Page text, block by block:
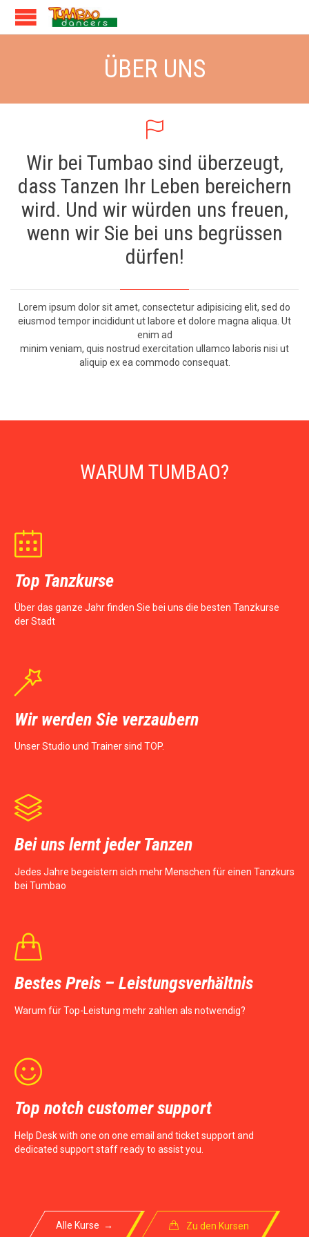
ÜBER UNS

Wir bei Tumbao sind überzeugt,
dass Tanzen Ihr Leben bereichern
wird. Und wir würden uns freuen,
wenn wir Sie bei uns begrüssen
dürfen!
Lorem ipsum dolor sit amet, consectetur adipisicing elit, sed do
eiusmod tempor incididunt ut labore et dolore magna aliqua. Ut
enim ad
minim veniam, quis nostrud exercitation ullamco laboris nisi ut
aliquip ex ea commodo consequat.
WARUM TUMBAO?

Top Tanzkurse
Über das ganze Jahr finden Sie bei uns die besten Tanzkurse
der Stadt

Wir werden Sie verzaubern
Unser Studio und Trainer sind TOP.

Bei uns lernt jeder Tanzen
Jedes Jahre begeistern sich mehr Menschen für einen Tanzkurs
bei Tumbao

Bestes Preis – Leistungsverhältnis
Warum für Top-Leistung mehr zahlen als notwendig?

Top notch customer support
Help Desk with one on one email and ticket support and
dedicated support staff ready to assist you.
Alle Kurse →  Zu den Kursen